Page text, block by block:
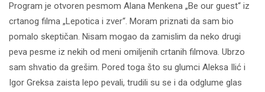
Program je otvoren pesmom Alana Menkena „Be our guest“ iz
crtanog filma „Lepotica i zver“. Moram priznati da sam bio
pomalo skeptičan. Nisam mogao da zamislim da neko drugi
peva pesme iz nekih od meni omiljenih crtanih filmova. Ubrzo
sam shvatio da grešim. Pored toga što su glumci Aleksa Ilić i
Igor Greksa zaista lepo pevali, trudili su se i da odglume glas